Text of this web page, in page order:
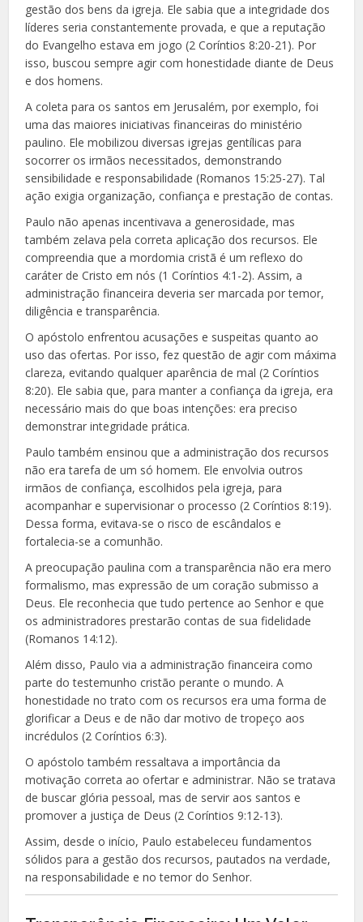
gestão dos bens da igreja. Ele sabia que a integridade dos
líderes seria constantemente provada, e que a reputação
do Evangelho estava em jogo (2 Coríntios 8:20-21). Por
isso, buscou sempre agir com honestidade diante de Deus
e dos homens.
A coleta para os santos em Jerusalém, por exemplo, foi
uma das maiores iniciativas financeiras do ministério
paulino. Ele mobilizou diversas igrejas gentílicas para
socorrer os irmãos necessitados, demonstrando
sensibilidade e responsabilidade (Romanos 15:25-27). Tal
ação exigia organização, confiança e prestação de contas.
Paulo não apenas incentivava a generosidade, mas
também zelava pela correta aplicação dos recursos. Ele
compreendia que a mordomia cristã é um reflexo do
caráter de Cristo em nós (1 Coríntios 4:1-2). Assim, a
administração financeira deveria ser marcada por temor,
diligência e transparência.
O apóstolo enfrentou acusações e suspeitas quanto ao
uso das ofertas. Por isso, fez questão de agir com máxima
clareza, evitando qualquer aparência de mal (2 Coríntios
8:20). Ele sabia que, para manter a confiança da igreja, era
necessário mais do que boas intenções: era preciso
demonstrar integridade prática.
Paulo também ensinou que a administração dos recursos
não era tarefa de um só homem. Ele envolvia outros
irmãos de confiança, escolhidos pela igreja, para
acompanhar e supervisionar o processo (2 Coríntios 8:19).
Dessa forma, evitava-se o risco de escândalos e
fortalecia-se a comunhão.
A preocupação paulina com a transparência não era mero
formalismo, mas expressão de um coração submisso a
Deus. Ele reconhecia que tudo pertence ao Senhor e que
os administradores prestarão contas de sua fidelidade
(Romanos 14:12).
Além disso, Paulo via a administração financeira como
parte do testemunho cristão perante o mundo. A
honestidade no trato com os recursos era uma forma de
glorificar a Deus e de não dar motivo de tropeço aos
incrédulos (2 Coríntios 6:3).
O apóstolo também ressaltava a importância da
motivação correta ao ofertar e administrar. Não se tratava
de buscar glória pessoal, mas de servir aos santos e
promover a justiça de Deus (2 Coríntios 9:12-13).
Assim, desde o início, Paulo estabeleceu fundamentos
sólidos para a gestão dos recursos, pautados na verdade,
na responsabilidade e no temor do Senhor.